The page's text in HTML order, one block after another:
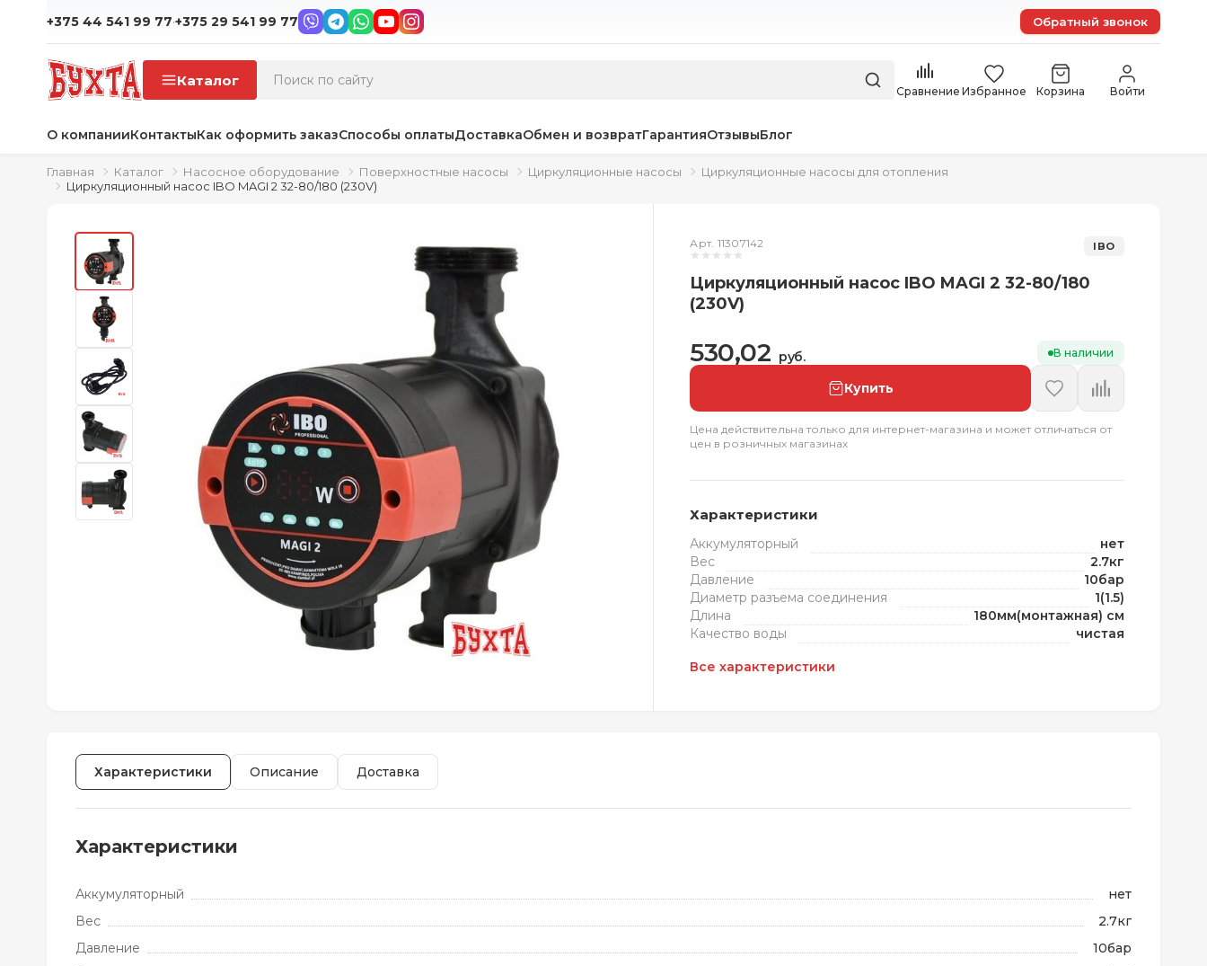
+375 44 541 99 77·+375 29 541 99 77 Обратный звонок
Каталог
Сравнение Избранное Корзина Войти
О компанииКонтактыКак оформить заказСпособы оплатыДоставкаОбмен и возвратГарантияОтзывыБлог
Главная Каталог Насосное оборудование Поверхностные насосы Циркуляционные насосы
Циркуляционные насосы для отопления
Циркуляционный насос IBO MAGI 2 32-80/180 (230V)
Арт. 11307142 IBO
Циркуляционный насос IBO MAGI 2 32-80/180
(230V)
530,02 руб. В наличии
Купить
Цена действительна только для интернет-магазина и может отличаться от
цен в розничных магазинах
Характеристики
Аккумуляторный
нет
Вес
2.7кг
Давление
10бар
Диаметр разъема соединения
1(1.5)
Длина
180мм(монтажная) см
Качество воды
чистая
Все характеристики
Характеристики Описание Доставка
Характеристики
Аккумуляторный
нет
Вес
2.7кг
Давление
10бар